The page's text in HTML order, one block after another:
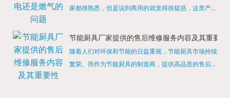
家都很熟悉，但是说到商用的就觉得很疑惑，这类产品
店用的就是商用的吗?还真别说，真被大家猜对了，这
节能厨具厂家提供的售后维修服务内容及其重要性
随着人们对环保和节能的日益重视，节能厨具市场持续
繁荣。而作为节能厨具的制造商，提供高品质的售后维